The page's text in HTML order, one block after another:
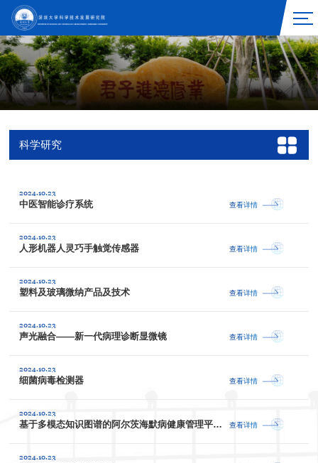
科学研究
2024.10.23
中医智能诊疗系统 查看详情
2024.10.23
人形机器人灵巧手触觉传感器 查看详情
2024.10.23
塑料及玻璃微纳产品及技术 查看详情
2024.10.23
声光融合——新一代病理诊断显微镜 查看详情
2024.10.23
细菌病毒检测器 查看详情
2024.10.23
基于多模态知识图谱的阿尔茨海默病健康管理平台研究 查看详情
2024.10.23